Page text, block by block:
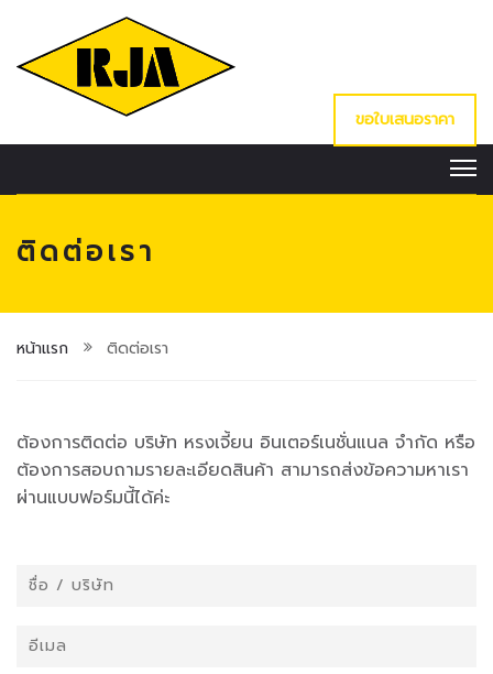
ขอใบเสนอราคา
ติดต่อเรา
หน้าแรก ติดต่อเรา
ต้องการติดต่อ บริษัท หรงเจี้ยน อินเตอร์เนชั่นแนล จำกัด หรือ
ต้องการสอบถามรายละเอียดสินค้า สามารถส่งข้อความหาเรา
ผ่านแบบฟอร์มนี้ได้ค่ะ